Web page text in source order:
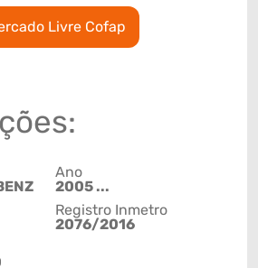
Livre Cofap
Ano
2005 ...
Registro Inmetro
2076/2016